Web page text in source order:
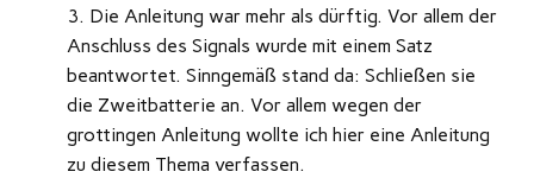
Die Anleitung war mehr als dürftig. Vor allem der
Anschluss des Signals wurde mit einem Satz
beantwortet. Sinngemäß stand da: Schließen sie
die Zweitbatterie an. Vor allem wegen der
grottingen Anleitung wollte ich hier eine Anleitung
zu diesem Thema verfassen.